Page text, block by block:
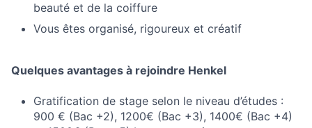
beauté et de la coiffure
Vous êtes organisé, rigoureux et créatif
Quelques avantages à rejoindre Henkel
Gratification de stage selon le niveau d’études :
900 € (Bac +2), 1200€ (Bac +3), 1400€ (Bac +4)